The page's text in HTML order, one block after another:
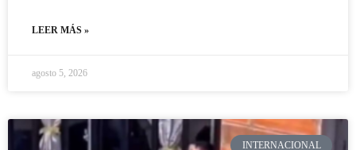
LEER MÁS »
agosto 5, 2026
INTERNACIONAL